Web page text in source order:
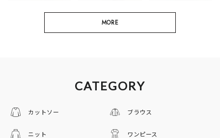
MORE
CATEGORY
カットソー ブラウス
ニット ワンピース